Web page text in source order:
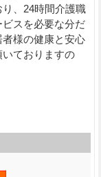
、24時間介護職
スを必要な分だ
様の健康と安心
ておりますの
ランあり
円以下プランあり